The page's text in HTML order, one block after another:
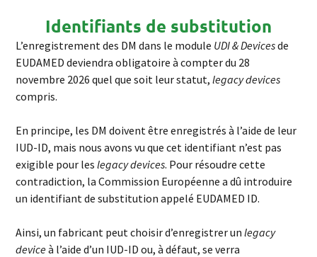
Identifiants de substitution
L’enregistrement des DM dans le module UDI & Devicesde
EUDAMED deviendra obligatoire à compter du 28
novembre 2026 quel que soit leur statut,legacy devices
compris.
En principe, les DM doivent être enregistrés à l’aide de leur
IUD-ID, mais nous avons vu que cet identifiant n’est pas
exigible pour leslegacy devices. Pour résoudre cette
contradiction, la Commission Européenne a dû introduire
un identifiant de substitution appelé EUDAMED ID.
Ainsi, un fabricant peut choisir d’enregistrer unlegacy
deviceà l’aide d’un IUD-ID ou, à défaut, se verra